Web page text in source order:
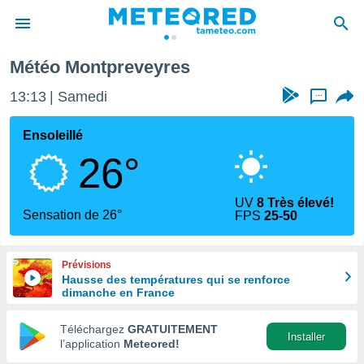
de
en
Météo Montpreveyres
13:13 Samedi ...
Ensoleillé
26°
Sensation de 26°
UV8 Très élevé!
FPS25-50
Prévisions
Hausse des températures qui se renforce
dimanche en France
Téléchargez GRATUITEMENT
l’application Meteored!
Installer